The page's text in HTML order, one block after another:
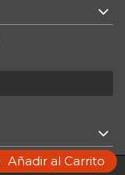
Añadir al Carrito